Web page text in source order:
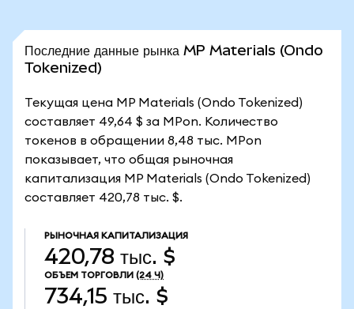
Последние данные рынка MP Materials (Ondo
Tokenized)
Текущая цена MP Materials (Ondo Tokenized)
составляет 49,64 $ за MPon. Количество
токенов в обращении 8,48 тыс. MPon
показывает, что общая рыночная
капитализация MP Materials (Ondo Tokenized)
составляет 420,78 тыс. $.
РЫНОЧНАЯ КАПИТАЛИЗАЦИЯ
420,78 тыс. $
ОБЪЕМ ТОРГОВЛИ (24 Ч)
734,15 тыс. $